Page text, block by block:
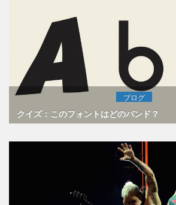
ブログ
クイズ：このフォントはどのバンド？